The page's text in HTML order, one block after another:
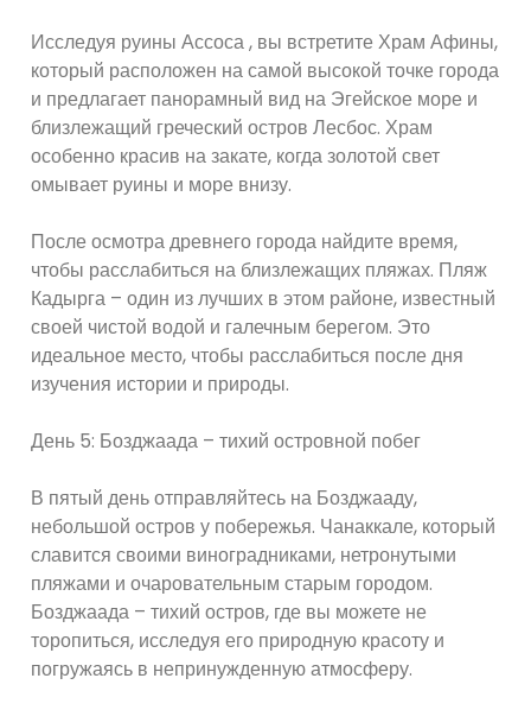
Исследуя руины Ассоса , вы встретите Храм Афины,
который расположен на самой высокой точке города
и предлагает панорамный вид на Эгейское море и
близлежащий греческий остров Лесбос. Храм
особенно красив на закате, когда золотой свет
омывает руины и море внизу.
После осмотра древнего города найдите время,
чтобы расслабиться на близлежащих пляжах. Пляж
Кадырга – один из лучших в этом районе, известный
своей чистой водой и галечным берегом. Это
идеальное место, чтобы расслабиться после дня
изучения истории и природы.
День 5: Бозджаада – тихий островной побег
В пятый день отправляйтесь на Бозджааду,
небольшой остров у побережья. Чанаккале, который
славится своими виноградниками, нетронутыми
пляжами и очаровательным старым городом.
Бозджаада – тихий остров, где вы можете не
торопиться, исследуя его природную красоту и
погружаясь в непринужденную атмосферу.